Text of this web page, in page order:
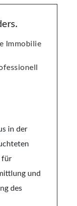
Immobilie